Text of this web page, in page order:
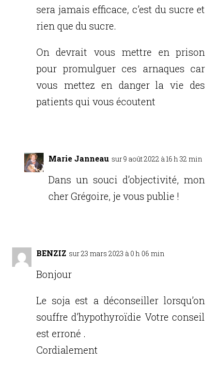
sera jamais efficace, c’est du sucre et
rien que du sucre.
On devrait vous mettre en prison
pour promulguer ces arnaques car
vous mettez en danger la vie des
patients qui vous écoutent
Marie Janneau sur 9 août 2022 à 16 h 32 min
Dans un souci d’objectivité, mon
cher Grégoire, je vous publie !
BENZIZ sur 23 mars 2023 à 0 h 06 min
Bonjour
Le soja est a déconseiller lorsqu’on
souffre d’hypothyroïdie Votre conseil
est erroné .
Cordialement